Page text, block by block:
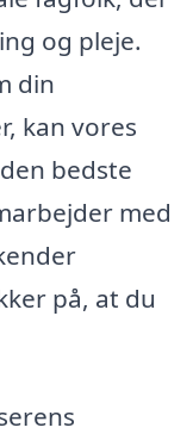
og pleje.
din
kan vores
bedste
med
på, at du